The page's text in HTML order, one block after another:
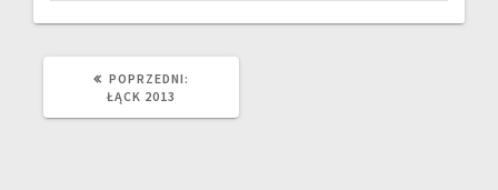
POPRZEDNI:
ŁĄCK 2013